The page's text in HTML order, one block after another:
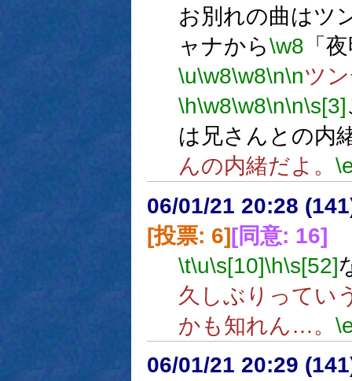
お別れの曲はツ
ャナから\w8 「
\u\w8\w8\n\nツ
\h\w8\w8\n\n\s[3]
は兄さんとの内
んの内緒だよ。
06/01/21 20:28
[投票: 6][同意: 16]
\t\u\s[10]\h\s[52]
久しぶりってい
かも知れん…。
06/01/21 20:29